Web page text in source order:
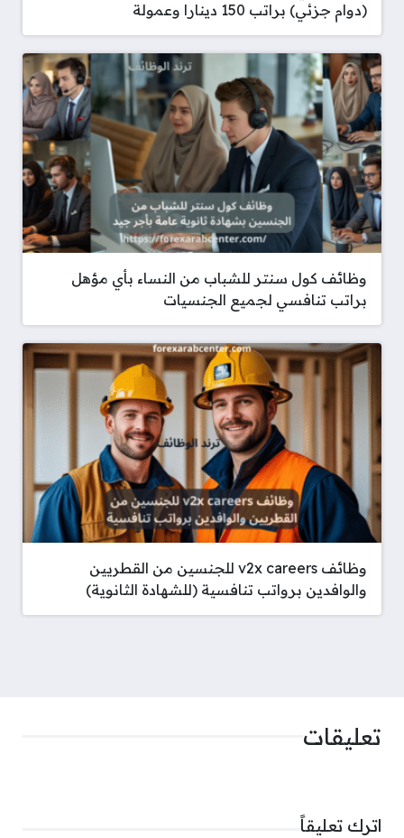
(دوام جزئي) براتب 150 دينارا وعمولة
وظائف كول سنتر للشباب من النساء بأي مؤهل
براتب تنافسي لجميع الجنسيات
وظائف v2x careers للجنسين من القطريين
والوافدين برواتب تنافسية (للشهادة الثانوية)
تعليقات
اترك تعليقاً